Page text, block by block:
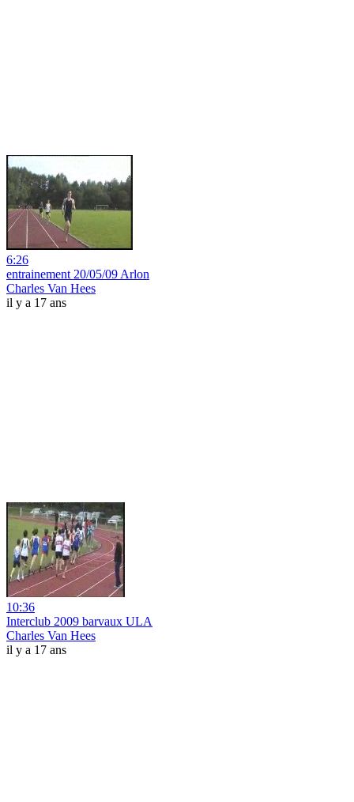
6:26
entrainement 20/05/09 Arlon
Charles Van Hees
il y a 17 ans
10:36
Interclub 2009 barvaux ULA
Charles Van Hees
il y a 17 ans